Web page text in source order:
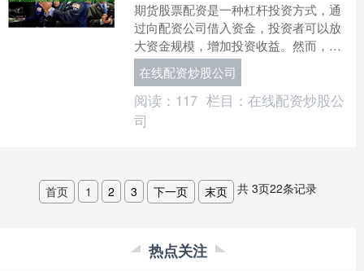
期货股票配资是一种杠杆投资方式，通
过向配资公司借入资金，投资者可以放
大资金规模，增加投资收益。然而，杠
杆投资也意味着更高的风险。 **优势：
** * 放大收益：....
在线配资炒股公司
阅读： 117 栏目： 在线配资炒股公
司
首页 1 2 3 下一页 末页 共 3页22条记录
热点关注